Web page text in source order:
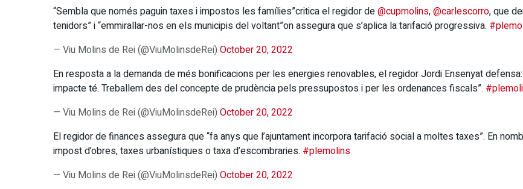
“Sembla que només paguin taxes i impostos les famílies”critica el regidor de@cupmolins,@carlescorro, que
tenidors” i “emmirallar-nos en els municipis del voltant”on assegura que s’aplica la tarifació progressiva.
— Viu Molins de Rei (@ViuMolinsdeRei) October 20, 2022
En resposta a la demanda de més bonificacions per les energies renovables, el regidor Jordi Ensenyat
impacte té. Treballem des del concepte de prudència pels pressupostos i per les ordenances fiscals”.
— Viu Molins de Rei (@ViuMolinsdeRei) October 20, 2022
El regidor de finances assegura que “fa anys que l’ajuntament incorpora tarifació social a moltes taxes”. En
impost d’obres, taxes urbanístiques o taxa d’escombraries. #plemolins
— Viu Molins de Rei (@ViuMolinsdeRei) October 20, 2022